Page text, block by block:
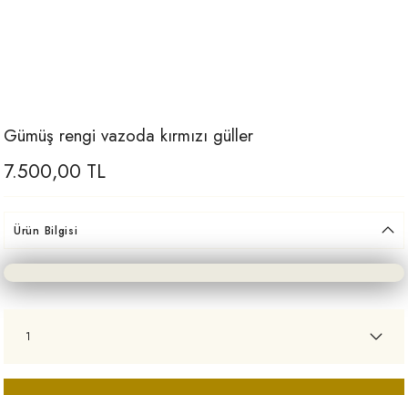
Gümüş rengi vazoda kırmızı güller
7.500,00 TL
Ürün Bilgisi